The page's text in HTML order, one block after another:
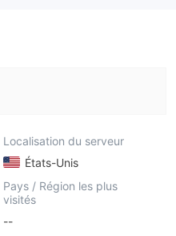
Localisation du serveur
États-Unis
Pays / Région les plus
visités
--